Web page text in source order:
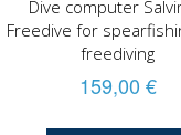
Dive computer
Freedive for
freediving
159,00 €